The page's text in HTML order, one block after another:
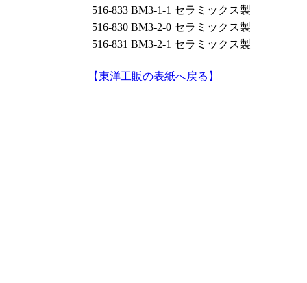
516-833 BM3-1-1 セラミックス製
516-830 BM3-2-0 セラミックス製
516-831 BM3-2-1 セラミックス製
【東洋工販の表紙へ戻る】